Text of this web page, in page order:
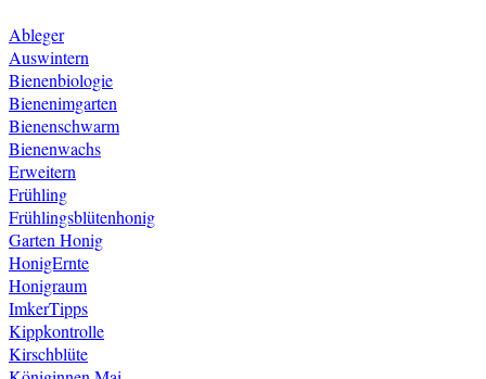
Ableger
Auswintern
Bienenbiologie
Bienenimgarten
Bienenschwarm
Bienenwachs
Erweitern
Frühling
Frühlingsblütenhonig
Garten Honig
HonigErnte
Honigraum
ImkerTipps
Kippkontrolle
Kirschblüte